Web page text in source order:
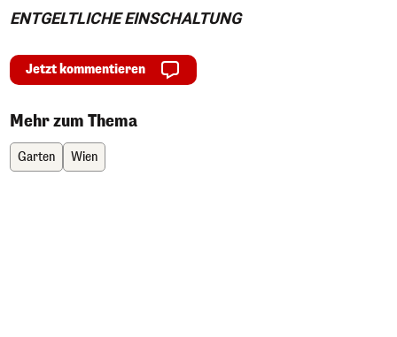
ENTGELTLICHE EINSCHALTUNG
Jetzt kommentieren
Mehr zum Thema
Garten Wien